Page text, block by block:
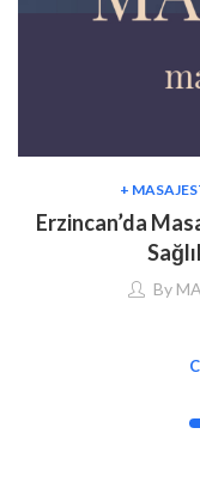
+
Erzincan’da
By